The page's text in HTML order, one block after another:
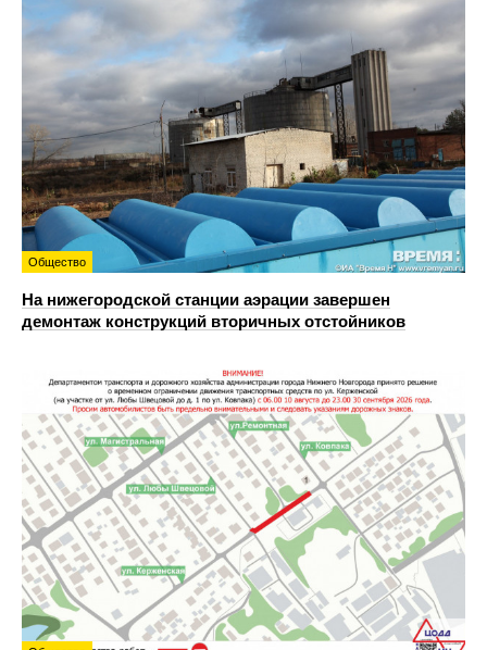
Общество
На нижегородской станции аэрации завершен
демонтаж конструкций вторичных отстойников